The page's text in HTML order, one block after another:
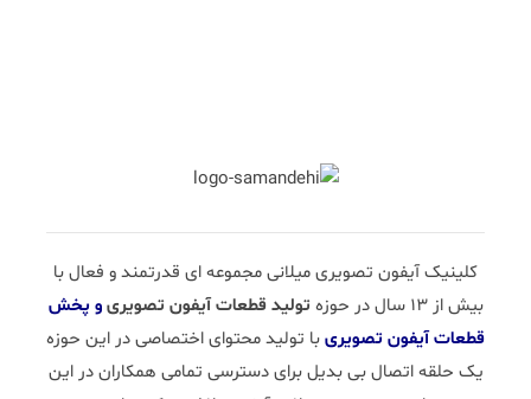
کلینیک آیفون تصویری میلانی مجموعه ای قدرتمند و فعال با
بیش از 13 سال در حوزه
تولید قطعات آیفون تصویریو پخش
قطعات آیفون تصویریبا تولید محتوای اختصاصی در این حوزه
یک حلقه اتصال بی بدیل برای دسترسی تمامی همکاران در این